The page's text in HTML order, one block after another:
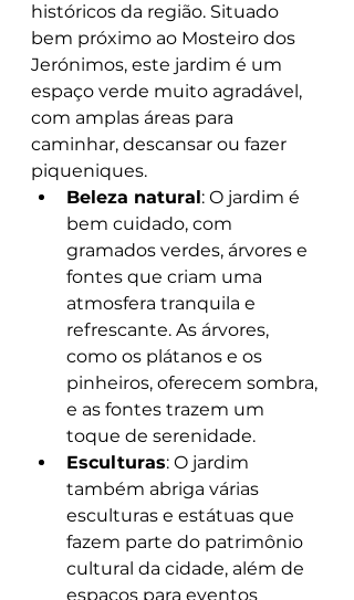
históricos da região. Situado
bem próximo ao Mosteiro dos
Jerónimos, este jardim é um
espaço verde muito agradável,
com amplas áreas para
caminhar, descansar ou fazer
piqueniques.
Beleza natural: O jardim é
bem cuidado, com
gramados verdes, árvores e
fontes que criam uma
atmosfera tranquila e
refrescante. As árvores,
como os plátanos e os
pinheiros, oferecem sombra,
e as fontes trazem um
toque de serenidade.
Esculturas: O jardim
também abriga várias
esculturas e estátuas que
fazem parte do patrimônio
cultural da cidade, além de
espaços para eventos